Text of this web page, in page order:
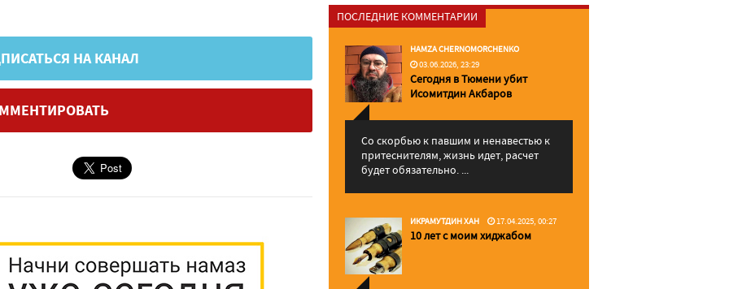
НА КАНАЛ
ПОСЛЕДНИЕ КОММЕНТАРИИ
HAMZA CHERNOMORCHENKO
03.06.2026, 23:29
Сегодня в Тюмени убит
Исомитдин Акбаров
Со скорбью к павшим и ненавестью к
притеснителям, жизнь идет, расчет
будет обязательно. ...
ИКРАМУТДИН ХАН 17.04.2025, 00:27
10 лет с моим хиджабом